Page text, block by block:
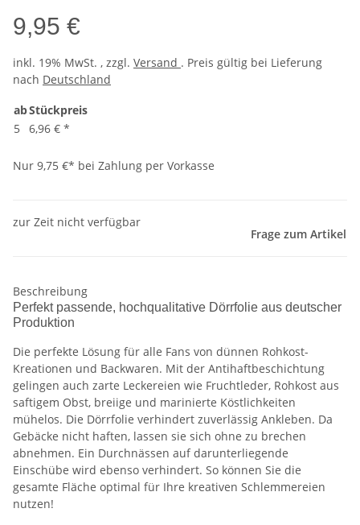
9,95 €
inkl. 19% MwSt. , zzgl. Versand . Preis gültig bei Lieferung
nach Deutschland
abStückpreis
5
6,96 € *
Nur 9,75 €* bei Zahlung per Vorkasse
zur Zeit nicht verfügbar
Frage zum Artikel
Beschreibung
Perfekt passende, hochqualitative Dörrfolie aus deutscher
Produktion
Die perfekte Lösung für alle Fans von dünnen Rohkost-
Kreationen und Backwaren. Mit der Antihaftbeschichtung
gelingen auch zarte Leckereien wie Fruchtleder, Rohkost aus
saftigem Obst, breiige und marinierte Köstlichkeiten
mühelos. Die Dörrfolie verhindert zuverlässig Ankleben. Da
Gebäcke nicht haften, lassen sie sich ohne zu brechen
abnehmen. Ein Durchnässen auf darunterliegende
Einschübe wird ebenso verhindert. So können Sie die
gesamte Fläche optimal für Ihre kreativen Schlemmereien
nutzen!